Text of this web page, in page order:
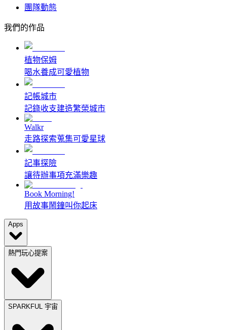
團隊動態
我們的作品
植物保姆
喝水養成可愛植物
記帳城市
記錄收支建造繁榮城市
Walkr
走路探索蒐集可愛星球
記事探險
讓待辦事項充滿樂趣
Book Morning!
用故事鬧鐘叫你起床
Apps
熱門玩心提案
SPARKFUL 宇宙